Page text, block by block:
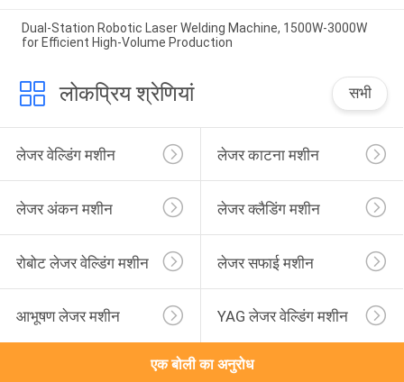
Dual-Station Robotic Laser Welding Machine, 1500W-3000W
for Efficient High-Volume Production
लोकप्रिय श्रेणियां सभी
लेजर वेल्डिंग मशीन लेजर काटना मशीन
लेजर अंकन मशीन लेजर क्लैडिंग मशीन
रोबोट लेजर वेल्डिंग मशीन लेजर सफाई मशीन
आभूषण लेजर मशीन YAG लेजर वेल्डिंग मशीन
एक बोली का अनुरोध